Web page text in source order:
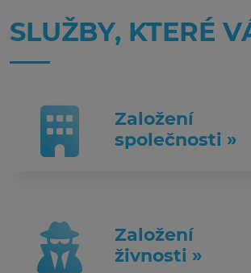
SLUŽBY, KTERÉ
Založení
společnosti »
Založení
živnosti »